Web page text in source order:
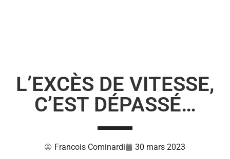
L’EXCÈS DE VITESSE,
C’EST DÉPASSÉ…
Francois Cominardi 30 mars 2023